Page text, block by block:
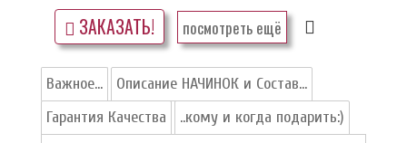
ЗАКАЗАТЬ! посмотреть ещё
Важное...
Описание НАЧИНОК и Состав...
Гарантия Качества
..кому и когда подарить:)